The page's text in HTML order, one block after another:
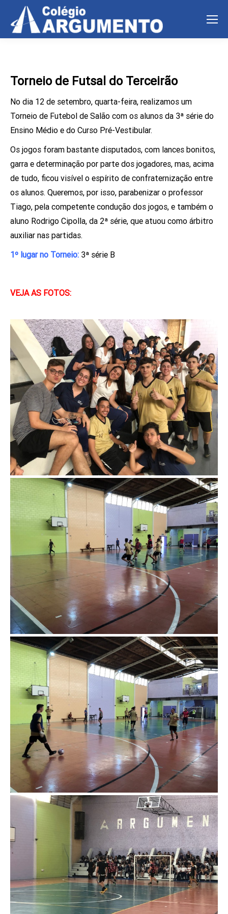
Torneio de Futsal do Terceirão
No dia 12 de setembro, quarta-feira, realizamos um
Torneio de Futebol de Salão com os alunos da 3ª série do
Ensino Médio e do Curso Pré-Vestibular.
Os jogos foram bastante disputados, com lances bonitos,
garra e determinação por parte dos jogadores, mas, acima
de tudo, ficou visível o espírito de confraternização entre
os alunos. Queremos, por isso, parabenizar o professor
Tiago, pela competente condução dos jogos, e também o
aluno Rodrigo Cipolla, da 2ª série, que atuou como árbitro
auxiliar nas partidas.
1º lugar no Torneio: 3ª série B
VEJA AS FOTOS: